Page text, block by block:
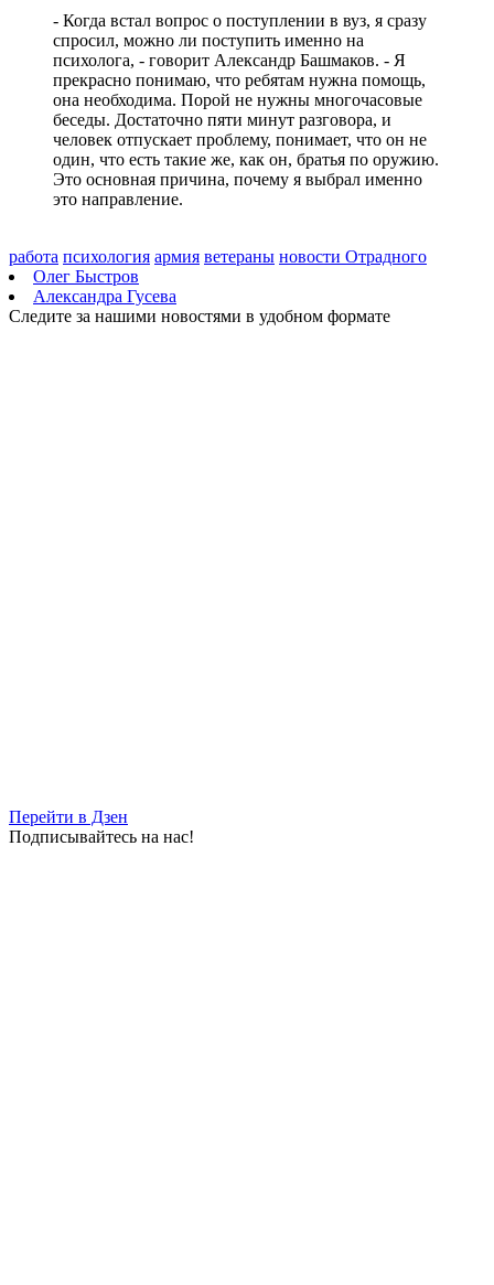
- Когда встал вопрос о поступлении в вуз, я сразу
спросил, можно ли поступить именно на
психолога, - говорит Александр Башмаков. - Я
прекрасно понимаю, что ребятам нужна помощь,
она необходима. Порой не нужны многочасовые
беседы. Достаточно пяти минут разговора, и
человек отпускает проблему, понимает, что он не
один, что есть такие же, как он, братья по оружию.
Это основная причина, почему я выбрал именно
это направление.
работа психология армия ветераны новости Отрадного
Олег Быстров
Александра Гусева
Следите за нашими новостями в удобном формате
Перейти в Дзен
Подписывайтесь на нас!